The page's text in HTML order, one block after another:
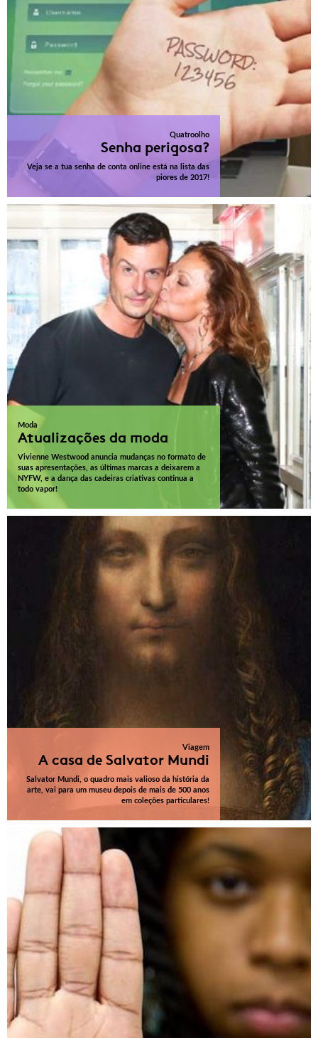
Quatroolho
Senha perigosa?
Veja se a tua senha de conta online está na lista das
piores de 2017!
Moda
Atualizações da moda
Vivienne Westwood anuncia mudanças no formato de
suas apresentações, as últimas marcas a deixarem a
NYFW, e a dança das cadeiras criativas continua a
todo vapor!
Viagem
A casa de Salvator Mundi
Salvator Mundi, o quadro mais valioso da história da
arte, vai para um museu depois de mais de 500 anos
em coleções particulares!